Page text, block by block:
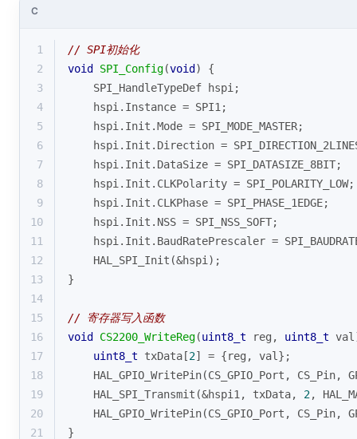
C
1
// SPI初始化
2
void SPI_Config(void )
{
3
    SPI_HandleTypeDef hspi;
4
    hspi.Instance = SPI1;
5
    hspi.Init.Mode = SPI_MODE_MASTER;
6
hspi.Init.Direction =
7
    hspi.Init.DataSize = SPI_DATASIZE_8BIT;
8
    hspi.Init.CLKPolarity = SPI_POLARITY_LOW;
9
    hspi.Init.CLKPhase = SPI_PHASE_1EDGE;
10
    hspi.Init.NSS = SPI_NSS_SOFT;
11
hspi.Init.BaudRatePrescaler =
12
    HAL_SPI_Init(&hspi);
13
}
14
15
// 寄存器写入函数
16
void CS2200_WriteReg(uint8_t reg, uint8_t
17
uint8_t txData[2] = {reg, val};
18
HAL_GPIO_WritePin(CS_GPIO_Port, CS_Pin,
19
    HAL_SPI_Transmit(&hspi1, txData,
2,
20
HAL_GPIO_WritePin(CS_GPIO_Port, CS_Pin,
21
}